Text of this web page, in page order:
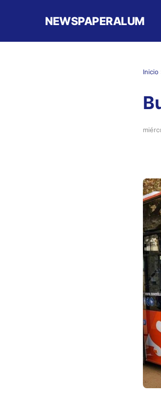
NEWSPAPERALUM
Inicio